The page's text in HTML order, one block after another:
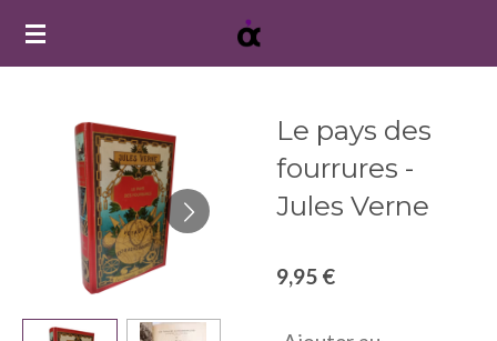
Passer
Le pays des
fourrures -
Jules Verne
9,95 €